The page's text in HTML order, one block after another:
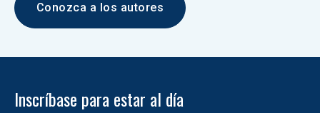
Conozca a los autores
Inscríbase para estar al día